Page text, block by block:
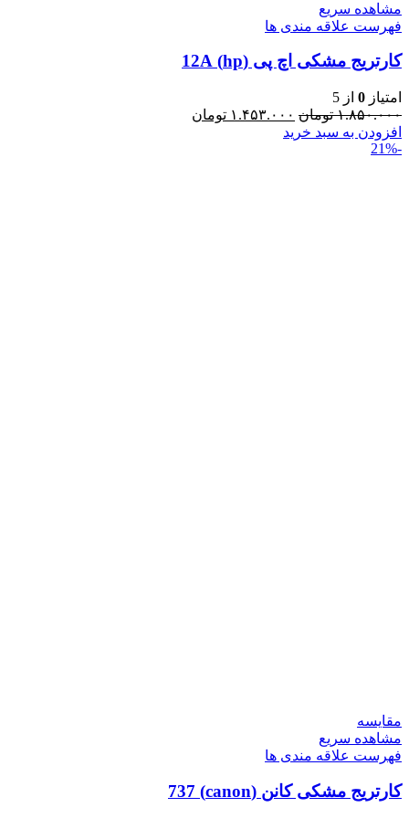
مشاهده سریع
فهرست علاقه مندی ها
کارتریج مشکی اچ پی (hp) 12A
امتیاز 0 از 5
۱.۸۵۰.۰۰۰ تومان ۱.۴۵۳.۰۰۰ تومان
افزودن به سبد خرید
-21%
مقایسه
مشاهده سریع
فهرست علاقه مندی ها
کارتریج مشکی کانن (canon) 737